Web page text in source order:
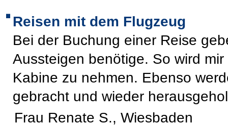
Reisen mit dem Flugzeug
Bei der Buchung einer Reise
Aussteigen benötige. So wird
Kabine zu nehmen. Ebenso
gebracht und wieder
Frau Renate S., Wiesbaden